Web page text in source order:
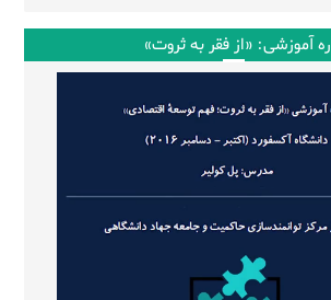
آموزشی: «از فقر به ثروت»